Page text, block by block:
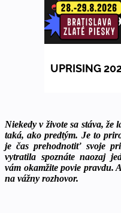
Niekedy v živote sa stáva,
taká, ako predtým. Je to
je čas prehodnotiť svoje
vytratila spoznáte naozaj
vám okamžite povie pravdu.
na vážny rozhovor.